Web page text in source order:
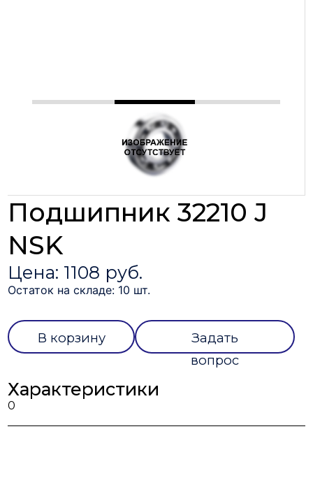
Подшипник 32210 J
NSK
Цена: 1108 руб.
Остаток на складе: 10 шт.
В корзину
Задать
вопрос
Характеристики
0